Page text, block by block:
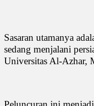
Sasaran utamanya
sedang menjalani
Universitas Al-Azhar,